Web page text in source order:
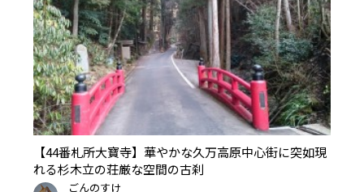
【44番札所大寶寺】華やかな久万高原中心街に突如現
れる杉木立の荘厳な空間の古刹
ごんのすけ